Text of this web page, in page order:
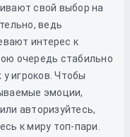
свой выбор на
ведь
интерес к
очередь стабильно
игроков. Чтобы
эмоции,
авторизуйтесь,
к миру топ-пари.